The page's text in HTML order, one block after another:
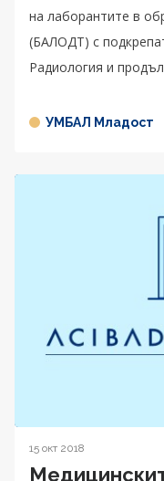
на лаборантите в
(БАЛОДТ) с
Радиология и
УМБАЛ Младост
15 окт 2018